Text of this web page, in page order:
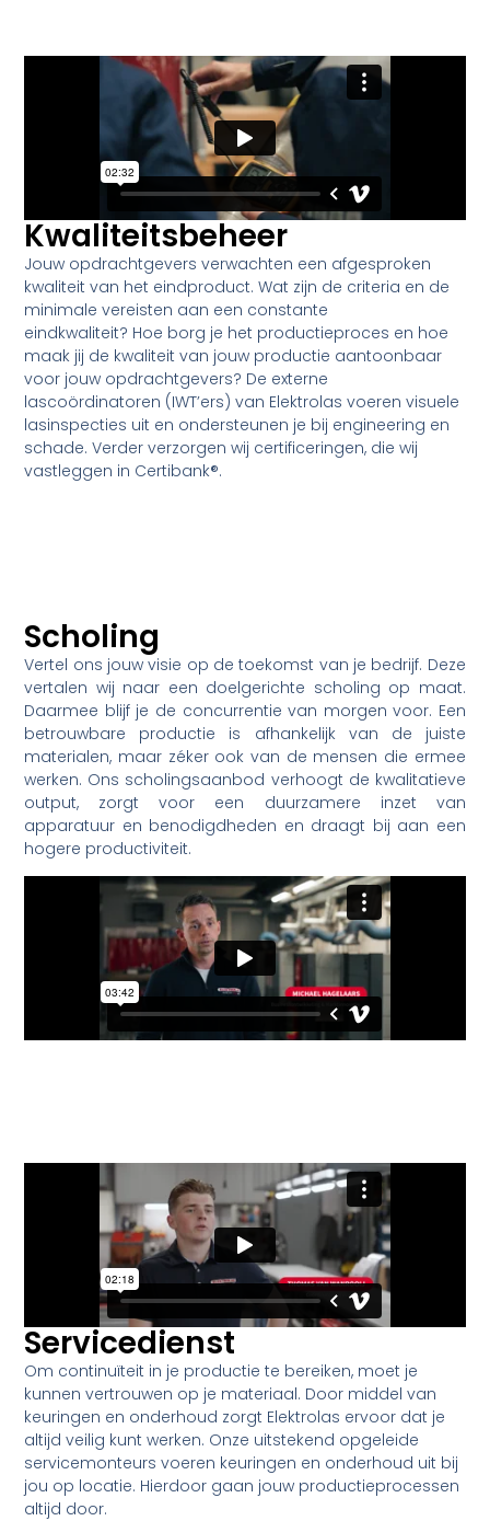
Kwaliteitsbeheer
Jouw opdrachtgevers verwachten een afgesproken
kwaliteit van het eindproduct. Wat zijn de criteria en de
minimale vereisten aan een constante
eindkwaliteit? Hoe borg je het productieproces en hoe
maak jij de kwaliteit van jouw productie aantoonbaar
voor jouw opdrachtgevers? De externe
lascoördinatoren (IWT’ers) van Elektrolas voeren visuele
lasinspecties uit en ondersteunen je bij engineering en
schade. Verder verzorgen wij certificeringen, die wij
vastleggen in Certibank®.
Scholing
Vertel ons jouw visie op de toekomst van je bedrijf. Deze
vertalen wij naar een doelgerichte scholing op maat.
Daarmee blijf je de concurrentie van morgen voor. Een
betrouwbare productie is afhankelijk van de juiste
materialen, maar zéker ook van de mensen die ermee
werken. Ons scholingsaanbod verhoogt de kwalitatieve
output, zorgt voor een duurzamere inzet van
apparatuur en benodigdheden en draagt bij aan een
hogere productiviteit.
Servicedienst
Om continuïteit in je productie te bereiken, moet je
kunnen vertrouwen op je materiaal. Door middel van
keuringen en onderhoud zorgt Elektrolas ervoor dat je
altijd veilig kunt werken. Onze uitstekend opgeleide
servicemonteurs voeren keuringen en onderhoud uit bij
jou op locatie. Hierdoor gaan jouw productieprocessen
altijd door.